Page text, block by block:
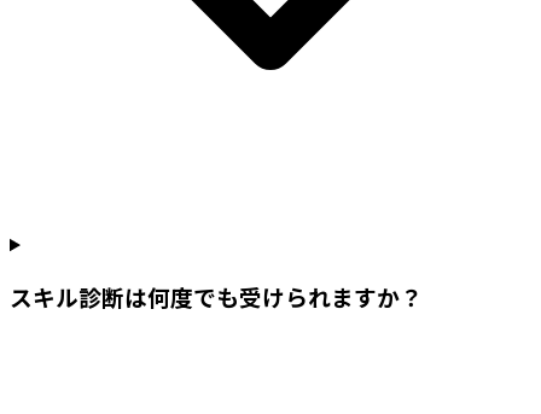
スキル診断は何度でも受けられますか？